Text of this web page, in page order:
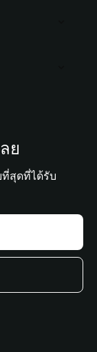
ย
สุดที่ได้รับ